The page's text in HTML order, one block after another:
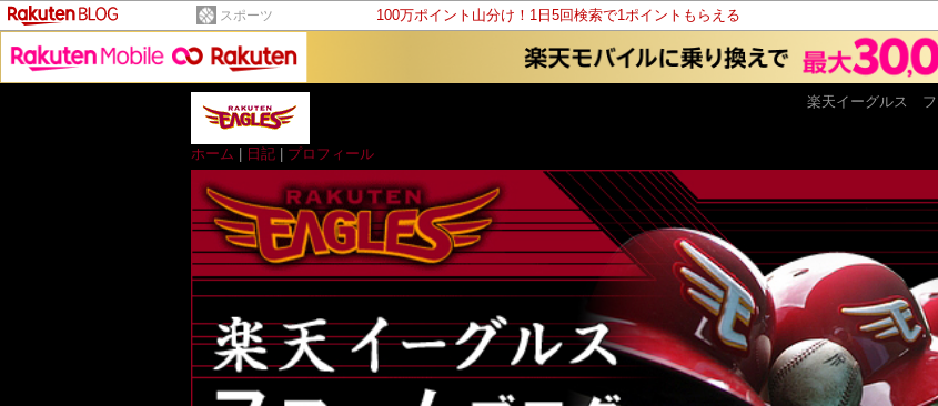
スポーツ 100万ポイント山分け！1日5回検索で1ポイントもらえる
楽天イーグルス フ
ホーム 日記 プロフィール